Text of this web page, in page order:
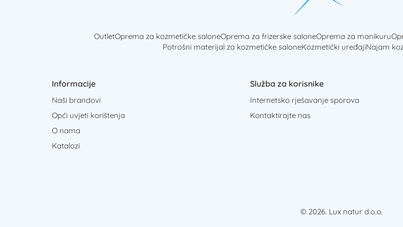
OutletOprema za kozmetičke saloneOprema za frizerske saloneOprema za manikuru
Potrošni materijal za kozmetičke saloneKozmetički uređajiNajam
Informacije
Naši brandovi
Opći uvjeti korištenja
O nama
Katalozi
Služba za korisnike
Internetsko rješavanje sporova
Kontaktirajte nas
© 2026. Lux natur d.o.o.